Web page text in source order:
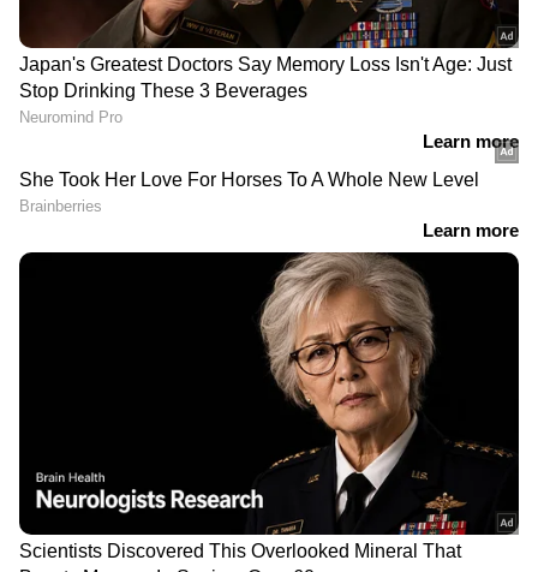
അനുമോള്‍ അഭിനയിക്കുന്നത്
ഇഷ്ടമായിരുന്നു. അനുവിന്റെ അച്ഛന്‍
നാടകത്തിലൊക്കെ അഭിനയിച്ചിട്ടുണ്ട്.